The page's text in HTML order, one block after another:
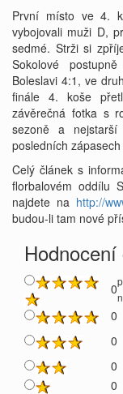
První místo ve 4.
vybojovali muži D,
sedmé. Strži si
Sokolové
Boleslavi 4:1, ve
finále 4. koše
závěrečná fotka s
sezoně a
posledních
Celý článek s
florbalovém oddílu
najdete na http://
budou-li tam nové
Hodnocení
0
0
0
0
0